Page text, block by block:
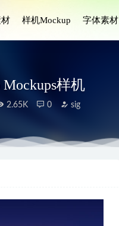
样机Mockup 字体素材
Mockups样机
2.65K 0 sig